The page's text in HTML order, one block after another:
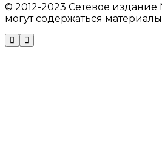
© 2012-2023 Сетевое издание
могут содержаться материалы